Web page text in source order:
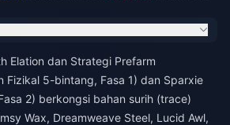
Elation dan Strategi Prefarm
Fizikal 5-bintang, Fasa 1) dan Sparxie
2) berkongsi bahan surih (trace)
Wax, Dreamweave Steel, Lucid Awl,